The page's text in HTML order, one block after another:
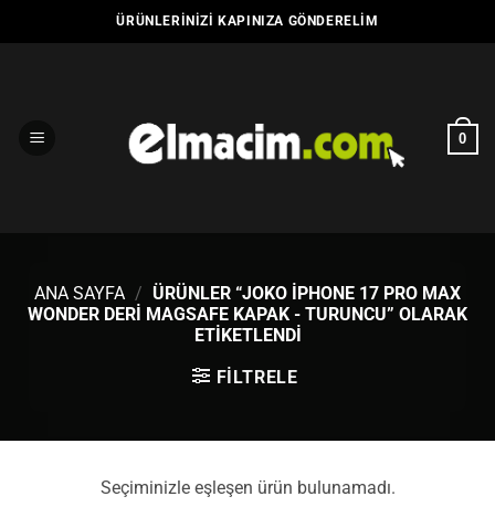
atla
ÜRÜNLERINIZI KAPINIZA GÖNDERELIM
0
ANA SAYFA / ÜRÜNLER “JOKO IPHONE 17 PRO MAX
WONDER DERI MAGSAFE KAPAK - TURUNCU” OLARAK
ETIKETLENDI
FILTRELE
Seçiminizle eşleşen ürün bulunamadı.